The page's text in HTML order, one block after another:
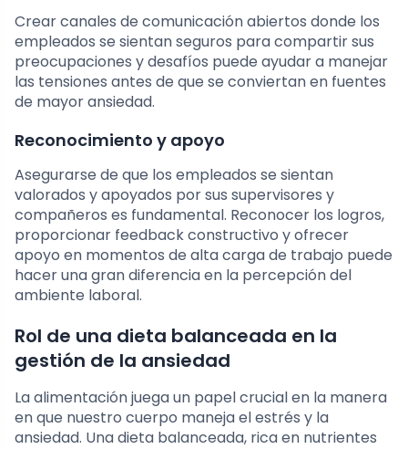
Crear canales de comunicación abiertos donde los
empleados se sientan seguros para compartir sus
preocupaciones y desafíos puede ayudar a manejar
las tensiones antes de que se conviertan en fuentes
de mayor ansiedad.
Reconocimiento y apoyo
Asegurarse de que los empleados se sientan
valorados y apoyados por sus supervisores y
compañeros es fundamental. Reconocer los logros,
proporcionar feedback constructivo y ofrecer
apoyo en momentos de alta carga de trabajo puede
hacer una gran diferencia en la percepción del
ambiente laboral.
Rol de una dieta balanceada en la
gestión de la ansiedad
La alimentación juega un papel crucial en la manera
en que nuestro cuerpo maneja el estrés y la
ansiedad. Una dieta balanceada, rica en nutrientes